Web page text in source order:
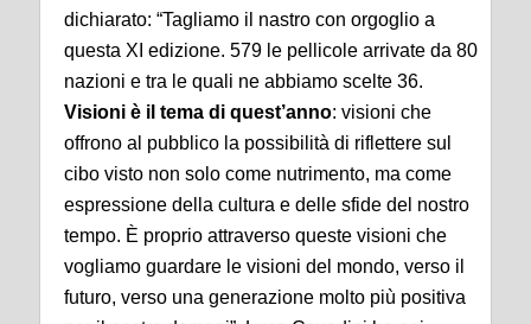
dichiarato: “Tagliamo il nastro con orgoglio a
questa XI edizione. 579 le pellicole arrivate da 80
nazioni e tra le quali ne abbiamo scelte 36.
Visioni è il tema di quest’anno: visioni che
offrono al pubblico la possibilità di riflettere sul
cibo visto non solo come nutrimento, ma come
espressione della cultura e delle sfide del nostro
tempo. È proprio attraverso queste visioni che
vogliamo guardare le visioni del mondo, verso il
futuro, verso una generazione molto più positiva